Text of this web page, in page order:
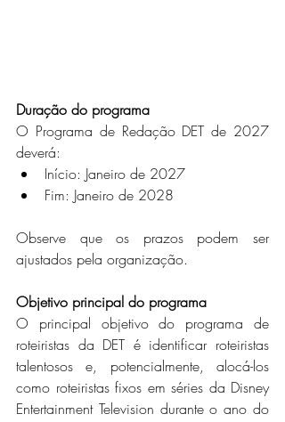
Duração do programa
O Programa de Redação DET de 2027
deverá:
Início: Janeiro de 2027
Fim: Janeiro de 2028
Observe que os prazos podem ser
ajustados pela organização.
Objetivo principal do programa
O principal objetivo do programa de
roteiristas da DET é identificar roteiristas
talentosos e, potencialmente, alocá-los
como roteiristas fixos em séries da Disney
Entertainment Television durante o ano do